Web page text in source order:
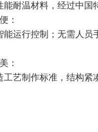
耐温材料，经过中国
：
能运行控制；无需人
：
工艺制作标准，结构